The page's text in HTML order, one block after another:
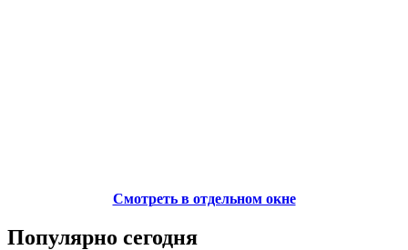
Смотреть в отдельном окне
Популярно сегодня